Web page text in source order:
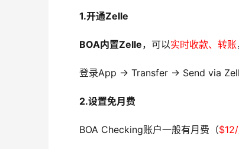
1.开通Zelle
BOA内置Zelle，可以实时收款、转账
登录App → Transfer → Send via
2.设置免月费
BOA Checking账户一般有月费（$12/